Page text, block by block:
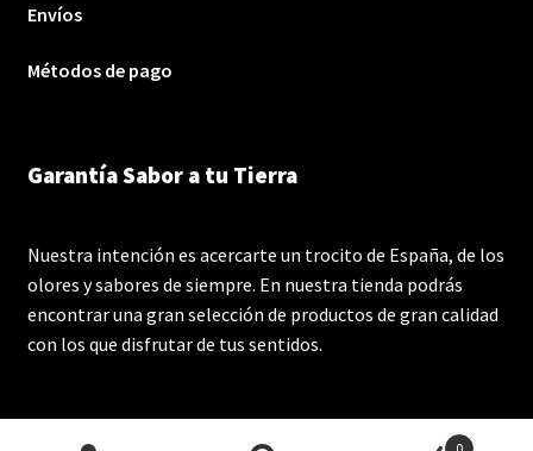
Envíos
Métodos de pago
Garantía Sabor a tu Tierra
Nuestra intención es acercarte un trocito de España, de los
olores y sabores de siempre. En nuestra tienda podrás
encontrar una gran selección de productos de gran calidad
con los que disfrutar de tus sentidos.